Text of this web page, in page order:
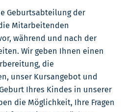
Geburtsabteilung der
Mitarbeitenden
während und nach der
Wir geben Ihnen einen
die
unser Kursangebot und
Ihres Kindes in unserer
die Möglichkeit, Ihre Fragen